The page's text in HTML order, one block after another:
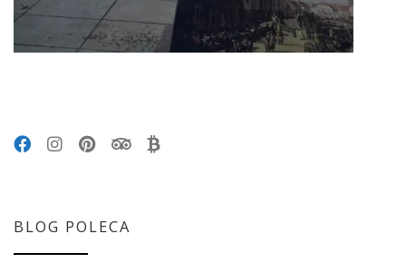
BLOG POLECA